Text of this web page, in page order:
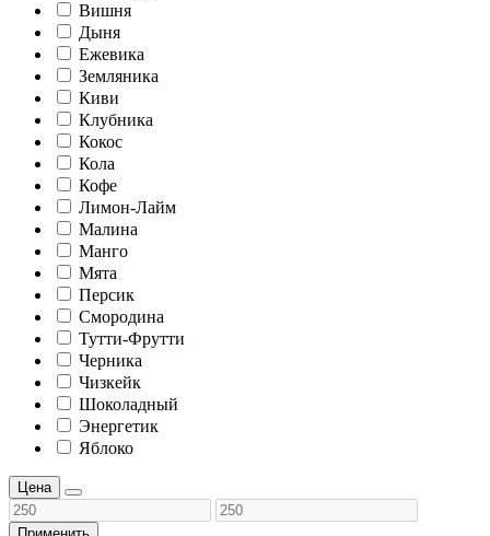
Вишня
Дыня
Ежевика
Земляника
Киви
Клубника
Кокос
Кола
Кофе
Лимон-Лайм
Малина
Манго
Мята
Персик
Смородина
Тутти-Фрутти
Черника
Чизкейк
Шоколадный
Энергетик
Яблоко
Цена